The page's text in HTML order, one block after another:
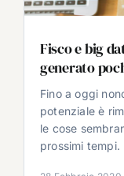
Fisco e big
generato
Fino a oggi
potenziale è
le cose
prossimi tempi.